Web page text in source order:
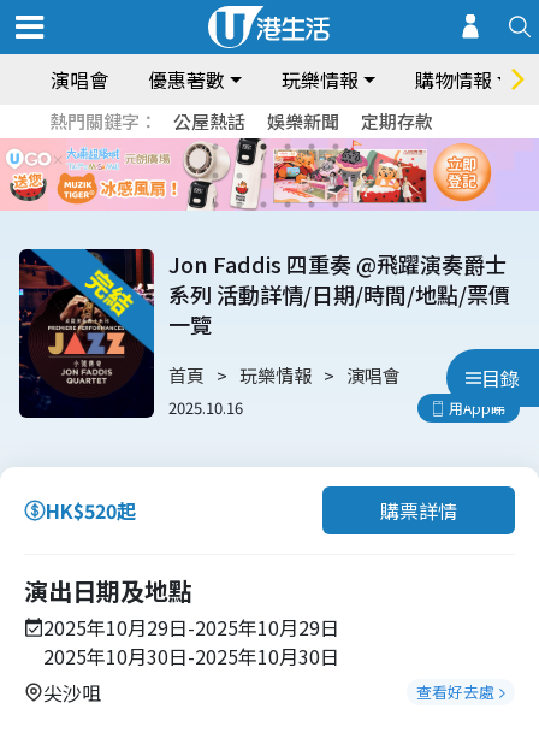
演唱會 優惠著數 玩樂情報 購物情報
熱門關鍵字： 公屋熱話 娛樂新聞 定期存款
目錄
Jon Faddis 四重奏 @飛躍演奏爵士
系列 活動詳情/日期/時間/地點/票價
一覽
首頁 玩樂情報 演唱會
2025.10.16 用App睇
HK$520起 購票詳情
演出日期及地點
2025年10月29日-2025年10月29日
2025年10月30日-2025年10月30日
尖沙咀
查看好去處